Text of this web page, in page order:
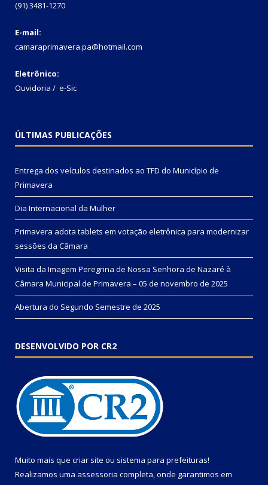
(91) 3481-1270
E-mail:
camaraprimavera.pa@hotmail.com
Eletrônico:
Ouvidoria / e-Sic
ÚLTIMAS PUBLICAÇÕES
Entrega dos veículos destinados ao TFD do Município de
Primavera
Dia Internacional da Mulher
Primavera adota tablets em votação eletrônica para modernizar
sessões da Câmara
Visita da Imagem Peregrina de Nossa Senhora de Nazaré à
Câmara Municipal de Primavera – 05 de novembro de 2025
Abertura do Segundo Semestre de 2025
DESENVOLVIDO POR CR2
Muito mais que criar site ou sistema para prefeituras!
Realizamos uma assessoria completa, onde garantimos em